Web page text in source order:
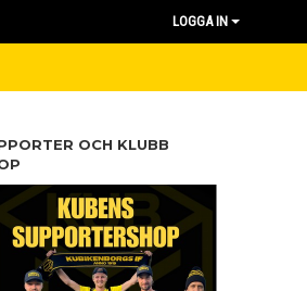
LOGGA IN
OCH KLUBB